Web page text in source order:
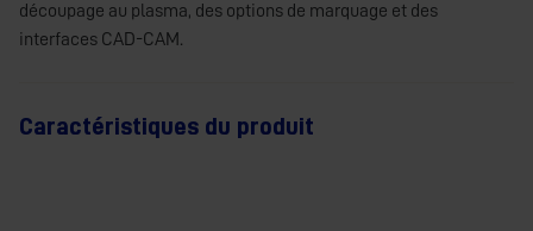
découpage au plasma, des options de marquage et des
interfaces CAD-CAM.
Caractéristiques du produit